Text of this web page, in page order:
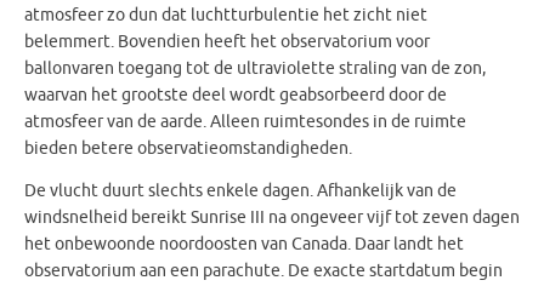
atmosfeer zo dun dat luchtturbulentie het zicht niet
belemmert. Bovendien heeft het observatorium voor
ballonvaren toegang tot de ultraviolette straling van de zon,
waarvan het grootste deel wordt geabsorbeerd door de
atmosfeer van de aarde. Alleen ruimtesondes in de ruimte
bieden betere observatieomstandigheden.
De vlucht duurt slechts enkele dagen. Afhankelijk van de
windsnelheid bereikt Sunrise III na ongeveer vijf tot zeven dagen
het onbewoonde noordoosten van Canada. Daar landt het
observatorium aan een parachute. De exacte startdatum begin